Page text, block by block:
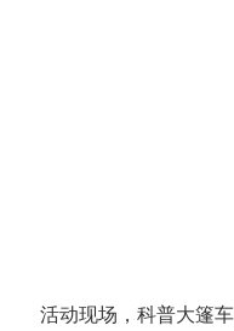
活动现场，科普大篷